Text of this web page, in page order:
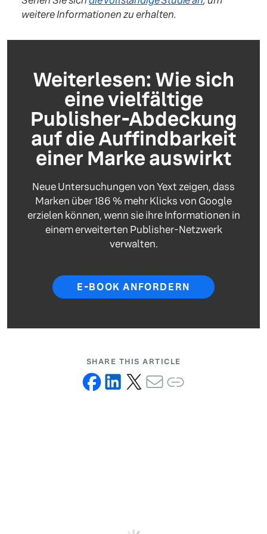
weitere Informationen zu erhalten.
Weiterlesen: Wie sich
eine vielfältige
Publisher-Abdeckung
auf die Auffindbarkeit
einer Marke auswirkt
Neue Untersuchungen von Yext zeigen, dass
Marken über 186 % mehr Klicks von Google
erzielen können, wenn sie ihre Informationen in
einem erweiterten Publisher-Netzwerk
verwalten.
E-BOOK ANFORDERN
SHARE THIS ARTICLE